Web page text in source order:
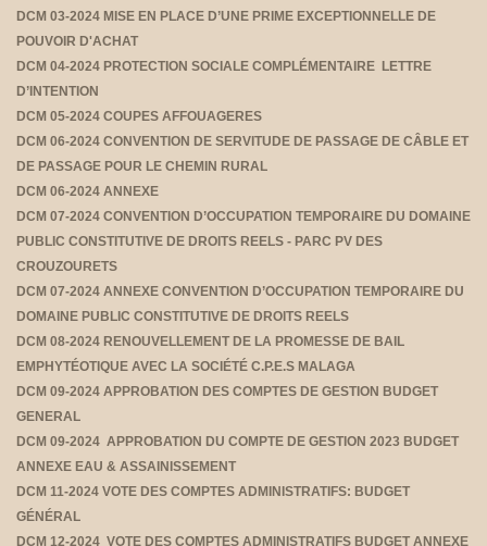
DCM 03-2024 MISE EN PLACE D’UNE PRIME EXCEPTIONNELLE DE
POUVOIR D'ACHAT
DCM 04-2024 PROTECTION SOCIALE COMPLÉMENTAIRE LETTRE
D’INTENTION
DCM 05-2024 COUPES AFFOUAGERES
DCM 06-2024 CONVENTION DE SERVITUDE DE PASSAGE DE CÂBLE ET
DE PASSAGE POUR LE CHEMIN RURAL
DCM 06-2024 ANNEXE
DCM 07-2024 CONVENTION D’OCCUPATION TEMPORAIRE DU DOMAINE
PUBLIC CONSTITUTIVE DE DROITS REELS - PARC PV DES
CROUZOURETS
DCM 07-2024 ANNEXE CONVENTION D’OCCUPATION TEMPORAIRE DU
DOMAINE PUBLIC CONSTITUTIVE DE DROITS REELS
DCM 08-2024 RENOUVELLEMENT DE LA PROMESSE DE BAIL
EMPHYTÉOTIQUE AVEC LA SOCIÉTÉ C.P.E.S MALAGA
DCM 09-2024 APPROBATION DES COMPTES DE GESTION BUDGET
GENERAL
DCM 09-2024 APPROBATION DU COMPTE DE GESTION 2023 BUDGET
ANNEXE EAU & ASSAINISSEMENT
DCM 11-2024 VOTE DES COMPTES ADMINISTRATIFS: BUDGET
GÉNÉRAL
DCM 12-2024 VOTE DES COMPTES ADMINISTRATIFS BUDGET ANNEXE